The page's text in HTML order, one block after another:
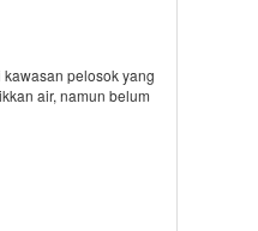
pelosok yang
air, namun belum